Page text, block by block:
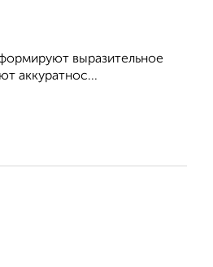
выразительное
аккуратнос...